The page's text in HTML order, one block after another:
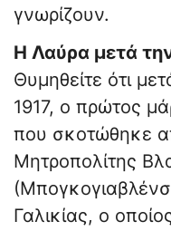
γνωρίζουν.
Η Λαύρα μετά
Θυμηθείτε ότι
1917, ο πρώτος
που σκοτώθηκε
Μητροπολίτης
Γαλικίας, ο